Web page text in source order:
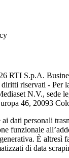
RTI S.p.A.
riservati - Per
N.V., sede
46, 20093
dati personali
funzionale
È altresì
di data